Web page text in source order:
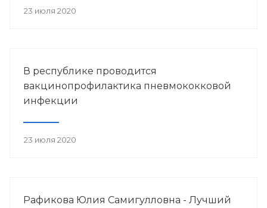
23 июля 2020
В республике проводится
вакцинопрофилактика пневмококковой
инфекции
23 июля 2020
Рафикова Юлия Самигулловна - Лучший